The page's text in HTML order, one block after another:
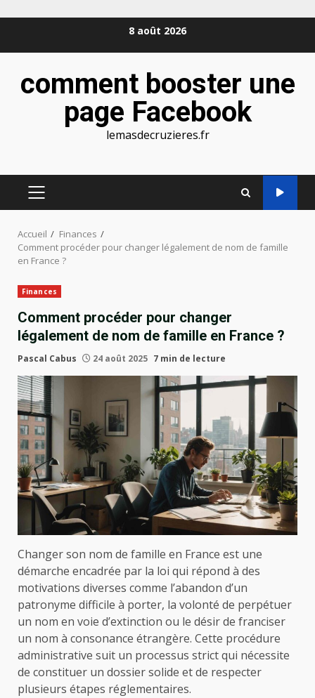
8 août 2026
comment booster une
page Facebook
lemasdecruzieres.fr
MENU
Accueil
Finances
Comment procéder pour changer légalement de nom de famille
en France ?
Finances
Comment procéder pour changer
légalement de nom de famille en France ?
Pascal Cabus 24 août 2025 7 min de lecture
Changer son nom de famille en France est une
démarche encadrée par la loi qui répond à des
motivations diverses comme l’abandon d’un
patronyme difficile à porter, la volonté de perpétuer
un nom en voie d’extinction ou le désir de franciser
un nom à consonance étrangère. Cette procédure
administrative suit un processus strict qui nécessite
de constituer un dossier solide et de respecter
plusieurs étapes réglementaires.